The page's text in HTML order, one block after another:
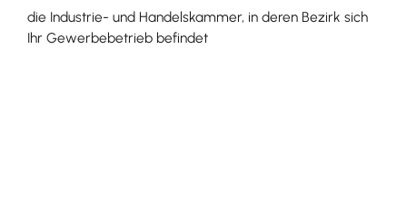
die Industrie- und Handelskammer, in deren Bezirk sich
Ihr Gewerbebetrieb befindet